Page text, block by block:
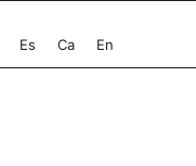
Es Ca En